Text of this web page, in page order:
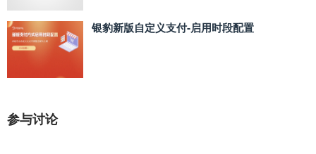
银豹新版自定义支付‑启用时段配置
参与讨论